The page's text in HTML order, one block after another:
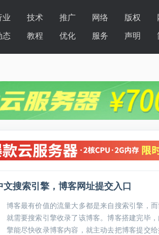
业
态
技术
教程
推广
优化
网络
服务
版权
声明
搜索引擎，博客网址提交入口
博客最有价值的流量大多都是来自搜索引擎，
就需要搜索引擎收录了该博客。博客搭建完毕
擎能尽快收录博客内容，就主动去把博客提交